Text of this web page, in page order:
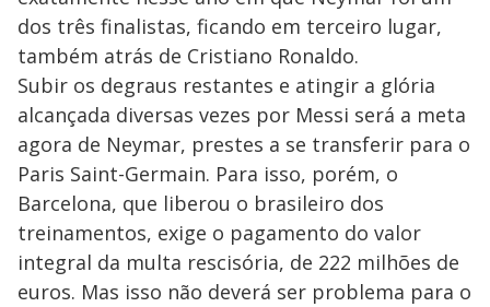
dos três finalistas, ficando em terceiro lugar,
também atrás de Cristiano Ronaldo.
Subir os degraus restantes e atingir a glória
alcançada diversas vezes por Messi será a meta
agora de Neymar, prestes a se transferir para o
Paris Saint-Germain. Para isso, porém, o
Barcelona, que liberou o brasileiro dos
treinamentos, exige o pagamento do valor
integral da multa rescisória, de 222 milhões de
euros. Mas isso não deverá ser problema para o